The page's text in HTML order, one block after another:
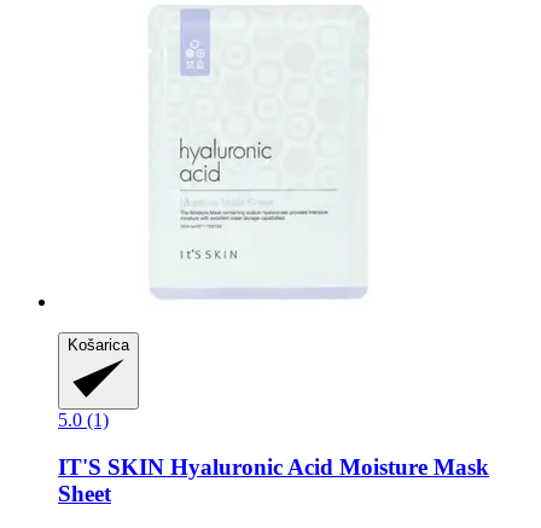
Košarica
5.0 (1)
IT'S SKIN Hyaluronic Acid Moisture Mask
Sheet